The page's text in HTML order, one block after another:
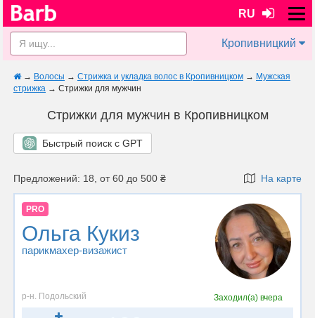
RU
Кропивницкий
→ Волосы → Стрижка и укладка волос в Кропивницком → Мужская
стрижка → Стрижки для мужчин
Стрижки для мужчин в Кропивницком
Быстрый поиск с GPT
Предложений: 18, от 60 до 500 ₴ На карте
PRO
Ольга Кукиз
парикмахер-визажист
р-н. Подольский Заходил(а) вчера